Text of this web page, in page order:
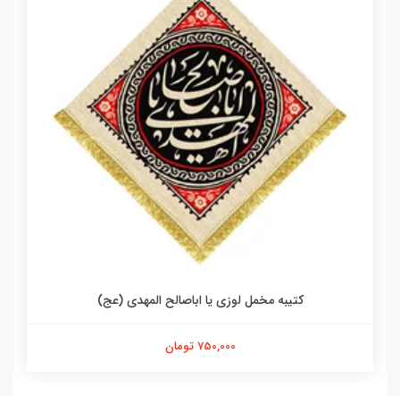
کتیبه مخمل لوزی یا اباصالح المهدی (عج)
750,000 تومان